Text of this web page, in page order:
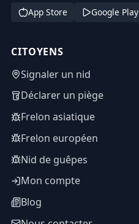
App Store Google Play
CITOYENS
Signaler un nid
Déclarer un piège
Frelon asiatique
Frelon européen
Nid de guêpes
Mon compte
Blog